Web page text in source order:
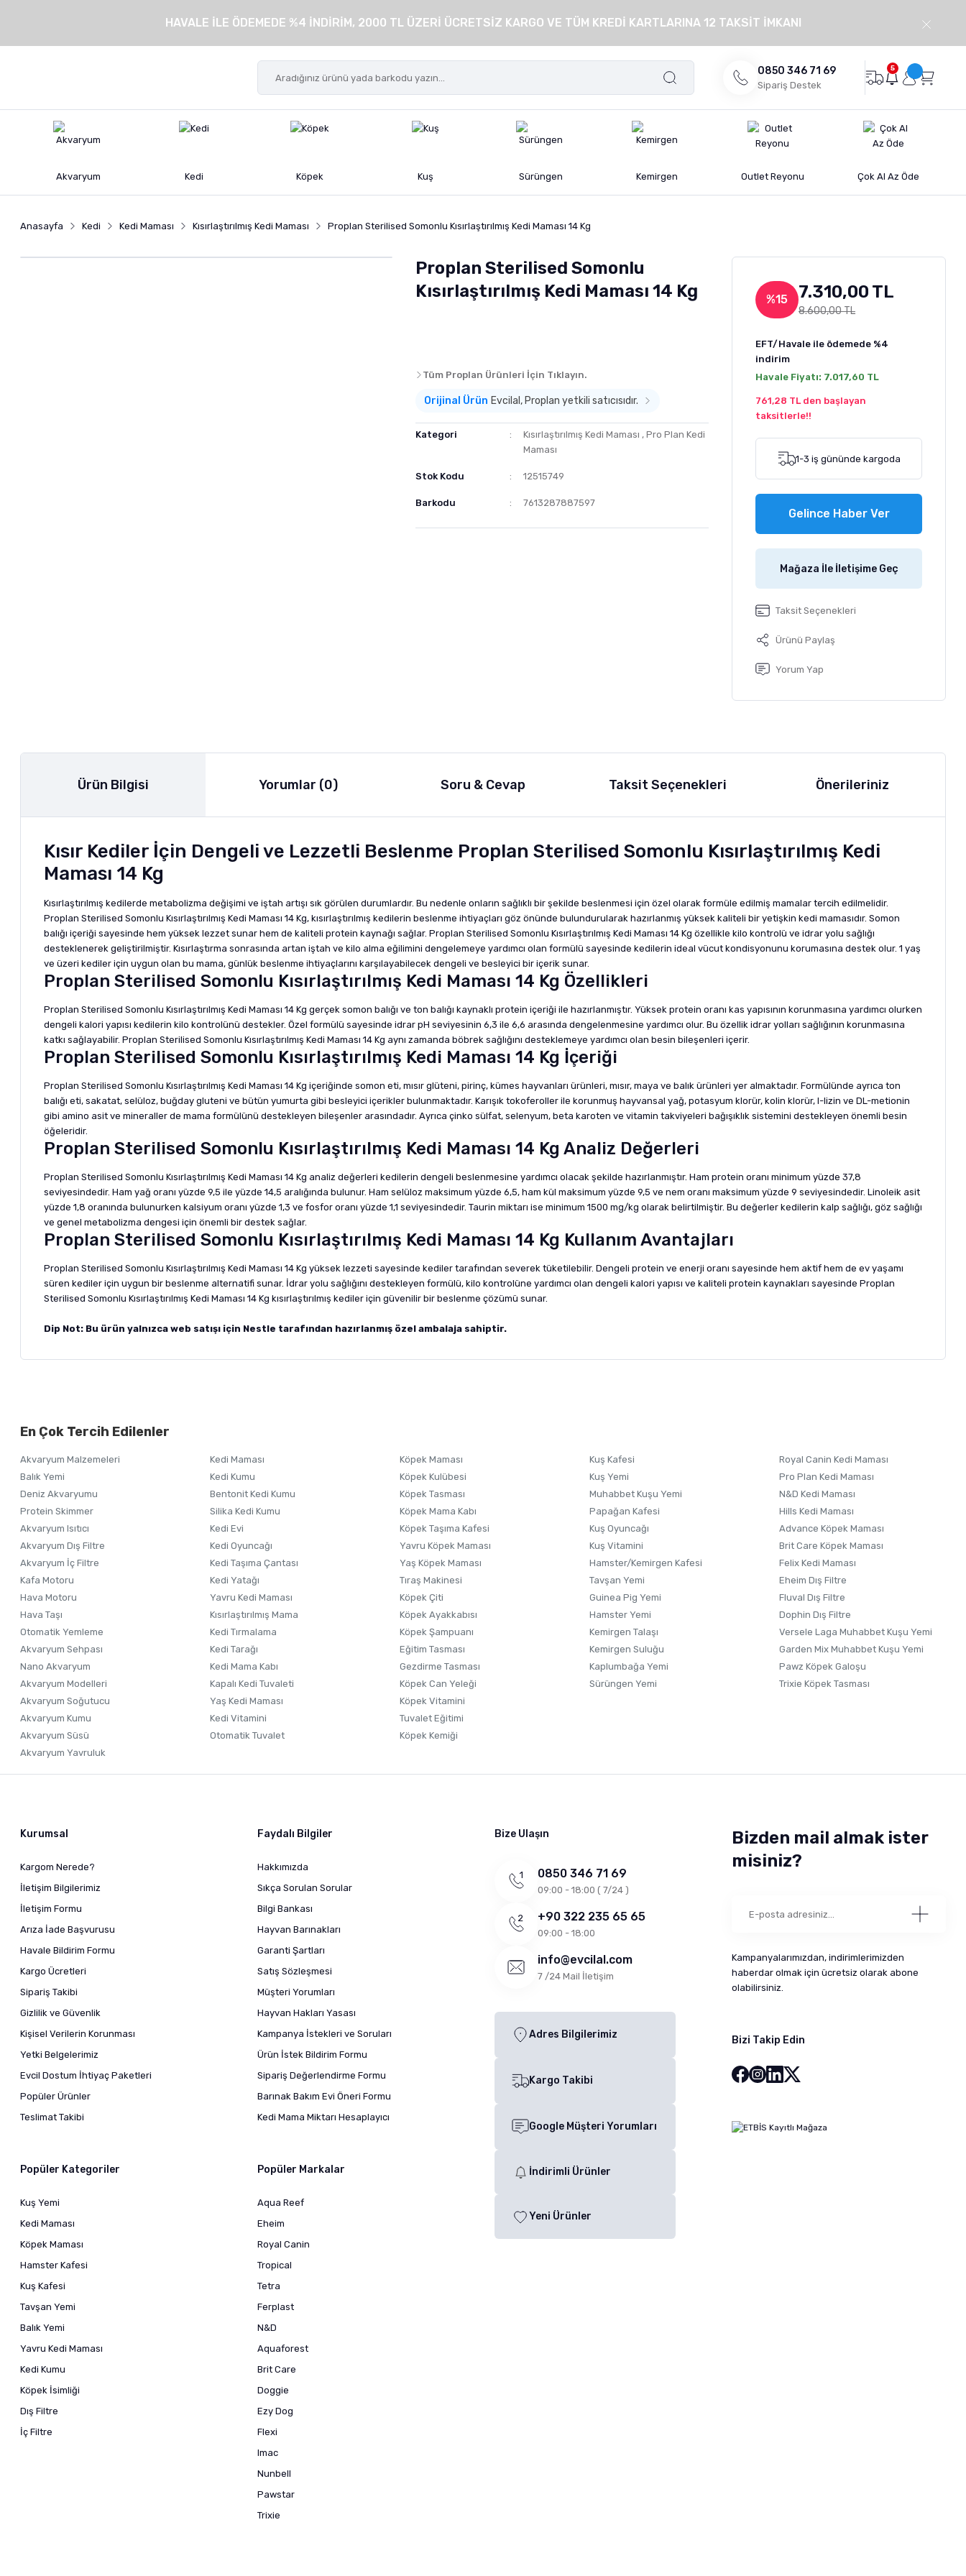
HAVALE İLE ÖDEMEDE %4 İNDİRİM, 2000 TL ÜZERİ ÜCRETSİZ KARGO VE TÜM KREDİ KARTLARINA 12 TAKSİT İMKANI
0850 346 71 69
Sipariş Destek
5
Akvaryum Kedi Köpek Kuş Sürüngen Kemirgen Outlet Reyonu Çok Al Az Öde
Anasayfa Kedi Kedi Maması Kısırlaştırılmış Kedi Maması Proplan Sterilised Somonlu Kısırlaştırılmış Kedi Maması 14 Kg
Proplan Sterilised Somonlu
Kısırlaştırılmış Kedi Maması 14 Kg
Tüm Proplan Ürünleri İçin Tıklayın.
Orijinal Ürün Evcilal, Proplan yetkili satıcısıdır.
Kategori Kısırlaştırılmış Kedi Maması , Pro Plan Kedi
Maması
Stok Kodu 12515749
Barkodu 7613287887597
%15 7.310,00 TL
8.600,00 TL
EFT/Havale ile ödemede %4
indirim
Havale Fiyatı: 7.017,60 TL
761,28 TL den başlayan
taksitlerle!!
1-3 iş gününde kargoda
Gelince Haber Ver
Mağaza İle İletişime Geç
Taksit Seçenekleri
Ürünü Paylaş
Yorum Yap
Ürün Bilgisi Yorumlar (0) Soru & Cevap Taksit Seçenekleri Önerileriniz
Kısır Kediler İçin Dengeli ve Lezzetli Beslenme Proplan Sterilised Somonlu Kısırlaştırılmış Kedi
Maması 14 Kg
Kısırlaştırılmış kedilerde metabolizma değişimi ve iştah artışı sık görülen durumlardır. Bu nedenle onların sağlıklı bir şekilde beslenmesi için özel olarak formüle edilmiş mamalar tercih edilmelidir.
Proplan Sterilised Somonlu Kısırlaştırılmış Kedi Maması 14 Kg, kısırlaştırılmış kedilerin beslenme ihtiyaçları göz önünde bulundurularak hazırlanmış yüksek kaliteli bir yetişkin kedi mamasıdır. Somon
balığı içeriği sayesinde hem yüksek lezzet sunar hem de kaliteli protein kaynağı sağlar. Proplan Sterilised Somonlu Kısırlaştırılmış Kedi Maması 14 Kg özellikle kilo kontrolü ve idrar yolu sağlığı
desteklenerek geliştirilmiştir. Kısırlaştırma sonrasında artan iştah ve kilo alma eğilimini dengelemeye yardımcı olan formülü sayesinde kedilerin ideal vücut kondisyonunu korumasına destek olur. 1 yaş
ve üzeri kediler için uygun olan bu mama, günlük beslenme ihtiyaçlarını karşılayabilecek dengeli ve besleyici bir içerik sunar.
Proplan Sterilised Somonlu Kısırlaştırılmış Kedi Maması 14 Kg Özellikleri
Proplan Sterilised Somonlu Kısırlaştırılmış Kedi Maması 14 Kg gerçek somon balığı ve ton balığı kaynaklı protein içeriği ile hazırlanmıştır. Yüksek protein oranı kas yapısının korunmasına yardımcı olurken
dengeli kalori yapısı kedilerin kilo kontrolünü destekler. Özel formülü sayesinde idrar pH seviyesinin 6,3 ile 6,6 arasında dengelenmesine yardımcı olur. Bu özellik idrar yolları sağlığının korunmasına
katkı sağlayabilir. Proplan Sterilised Somonlu Kısırlaştırılmış Kedi Maması 14 Kg aynı zamanda böbrek sağlığını desteklemeye yardımcı olan besin bileşenleri içerir.
Proplan Sterilised Somonlu Kısırlaştırılmış Kedi Maması 14 Kg İçeriği
Proplan Sterilised Somonlu Kısırlaştırılmış Kedi Maması 14 Kg içeriğinde somon eti, mısır glüteni, pirinç, kümes hayvanları ürünleri, mısır, maya ve balık ürünleri yer almaktadır. Formülünde ayrıca ton
balığı eti, sakatat, selüloz, buğday gluteni ve bütün yumurta gibi besleyici içerikler bulunmaktadır. Karışık tokoferoller ile korunmuş hayvansal yağ, potasyum klorür, kolin klorür, l-lizin ve DL-metionin
gibi amino asit ve mineraller de mama formülünü destekleyen bileşenler arasındadır. Ayrıca çinko sülfat, selenyum, beta karoten ve vitamin takviyeleri bağışıklık sistemini destekleyen önemli besin
öğeleridir.
Proplan Sterilised Somonlu Kısırlaştırılmış Kedi Maması 14 Kg Analiz Değerleri
Proplan Sterilised Somonlu Kısırlaştırılmış Kedi Maması 14 Kg analiz değerleri kedilerin dengeli beslenmesine yardımcı olacak şekilde hazırlanmıştır. Ham protein oranı minimum yüzde 37,8
seviyesindedir. Ham yağ oranı yüzde 9,5 ile yüzde 14,5 aralığında bulunur. Ham selüloz maksimum yüzde 6,5, ham kül maksimum yüzde 9,5 ve nem oranı maksimum yüzde 9 seviyesindedir. Linoleik asit
yüzde 1,8 oranında bulunurken kalsiyum oranı yüzde 1,3 ve fosfor oranı yüzde 1,1 seviyesindedir. Taurin miktarı ise minimum 1500 mg/kg olarak belirtilmiştir. Bu değerler kedilerin kalp sağlığı, göz sağlığı
ve genel metabolizma dengesi için önemli bir destek sağlar.
Proplan Sterilised Somonlu Kısırlaştırılmış Kedi Maması 14 Kg Kullanım Avantajları
Proplan Sterilised Somonlu Kısırlaştırılmış Kedi Maması 14 Kg yüksek lezzeti sayesinde kediler tarafından severek tüketilebilir. Dengeli protein ve enerji oranı sayesinde hem aktif hem de ev yaşamı
süren kediler için uygun bir beslenme alternatifi sunar. İdrar yolu sağlığını destekleyen formülü, kilo kontrolüne yardımcı olan dengeli kalori yapısı ve kaliteli protein kaynakları sayesinde Proplan
Sterilised Somonlu Kısırlaştırılmış Kedi Maması 14 Kg kısırlaştırılmış kediler için güvenilir bir beslenme çözümü sunar.
Dip Not: Bu ürün yalnızca web satışı için Nestle tarafından hazırlanmış özel ambalaja sahiptir.
Ürünü Satın Al ve Yorumla
Ürün açıklamasında eksik bilgiler bulunuyor.
Ürün fiyatı diğer sitelerden daha pahalı.
Bu ürüne benzer farklı alternatifler olmalı.
Gönder
En Çok Tercih Edilenler
Akvaryum Malzemeleri
Balık Yemi
Deniz Akvaryumu
Protein Skimmer
Akvaryum Isıtıcı
Akvaryum Dış Filtre
Akvaryum İç Filtre
Kafa Motoru
Hava Motoru
Hava Taşı
Otomatik Yemleme
Akvaryum Sehpası
Nano Akvaryum
Akvaryum Modelleri
Akvaryum Soğutucu
Akvaryum Kumu
Akvaryum Süsü
Akvaryum Yavruluk
Kedi Maması
Kedi Kumu
Bentonit Kedi Kumu
Silika Kedi Kumu
Kedi Evi
Kedi Oyuncağı
Kedi Taşıma Çantası
Kedi Yatağı
Yavru Kedi Maması
Kısırlaştırılmış Mama
Kedi Tırmalama
Kedi Tarağı
Kedi Mama Kabı
Kapalı Kedi Tuvaleti
Yaş Kedi Maması
Kedi Vitamini
Otomatik Tuvalet
Köpek Maması
Köpek Kulübesi
Köpek Tasması
Köpek Mama Kabı
Köpek Taşıma Kafesi
Yavru Köpek Maması
Yaş Köpek Maması
Tıraş Makinesi
Köpek Çiti
Köpek Ayakkabısı
Köpek Şampuanı
Eğitim Tasması
Gezdirme Tasması
Köpek Can Yeleği
Köpek Vitamini
Tuvalet Eğitimi
Köpek Kemiği
Kuş Kafesi
Kuş Yemi
Muhabbet Kuşu Yemi
Papağan Kafesi
Kuş Oyuncağı
Kuş Vitamini
Hamster/Kemirgen Kafesi
Tavşan Yemi
Guinea Pig Yemi
Hamster Yemi
Kemirgen Talaşı
Kemirgen Suluğu
Kaplumbağa Yemi
Sürüngen Yemi
Royal Canin Kedi Maması
Pro Plan Kedi Maması
N&D Kedi Maması
Hills Kedi Maması
Advance Köpek Maması
Brit Care Köpek Maması
Felix Kedi Maması
Eheim Dış Filtre
Fluval Dış Filtre
Dophin Dış Filtre
Versele Laga Muhabbet Kuşu Yemi
Garden Mix Muhabbet Kuşu Yemi
Pawz Köpek Galoşu
Trixie Köpek Tasması
Kurumsal
Kargom Nerede?
İletişim Bilgilerimiz
İletişim Formu
Arıza İade Başvurusu
Havale Bildirim Formu
Kargo Ücretleri
Sipariş Takibi
Gizlilik ve Güvenlik
Kişisel Verilerin Korunması
Yetki Belgelerimiz
Evcil Dostum İhtiyaç Paketleri
Popüler Ürünler
Teslimat Takibi
Faydalı Bilgiler
Hakkımızda
Sıkça Sorulan Sorular
Bilgi Bankası
Hayvan Barınakları
Garanti Şartları
Satış Sözleşmesi
Müşteri Yorumları
Hayvan Hakları Yasası
Kampanya İstekleri ve Soruları
Ürün İstek Bildirim Formu
Sipariş Değerlendirme Formu
Barınak Bakım Evi Öneri Formu
Kedi Mama Miktarı Hesaplayıcı
Popüler Kategoriler
Kuş Yemi
Kedi Maması
Köpek Maması
Hamster Kafesi
Kuş Kafesi
Tavşan Yemi
Balık Yemi
Yavru Kedi Maması
Kedi Kumu
Köpek İsimliği
Dış Filtre
İç Filtre
Popüler Markalar
Aqua Reef
Eheim
Royal Canin
Tropical
Tetra
Ferplast
N&D
Aquaforest
Brit Care
Doggie
Ezy Dog
Flexi
Imac
Nunbell
Pawstar
Trixie
Bize Ulaşın
0850 346 71 69
09:00 - 18:00 ( 7/24 )
+90 322 235 65 65
09:00 - 18:00
info@evcilal.com
7 /24 Mail İletişim
Adres Bilgilerimiz
Kargo Takibi
Google Müşteri Yorumları
İndirimli Ürünler
Yeni Ürünler
Bizden mail almak ister
misiniz?
Kampanyalarımızdan, indirimlerimizden
haberdar olmak için ücretsiz olarak abone
olabilirsiniz.
Bizi Takip Edin